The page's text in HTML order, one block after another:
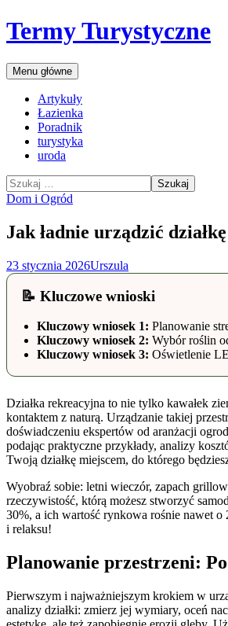
Przejdź
do
Termy Turystyczne
Szukaj
Menu główne
Artykuły
Łazienka
Poradnik
turystyka
uroda
Szukaj:
Dom i Ogród
Jak ładnie urządzić
23 stycznia 2026Urszula
📝 Kluczowe wnioski
Kluczowy wniosek 1: Planowanie
Kluczowy wniosek 2: Wybór roślin
Kluczowy wniosek 3: Oświetlenie
Działka rekreacyjna to nie tylko kawałek
kontaktem z naturą. Urządzanie takiej
doświadczeniu ekspertów od aranżacji
podając praktyczne przykłady, analizy
Twoją działkę miejscem, do którego
Wyobraź sobie: letni wieczór, zapach
rzeczywistość, którą możesz stworzyć
30%, a ich wartość rynkowa rośnie nawet o
i relaksu!
Planowanie przestrzeni:
Pierwszym i najważniejszym krokiem w
analizy działki: zmierz jej wymiary, oceń